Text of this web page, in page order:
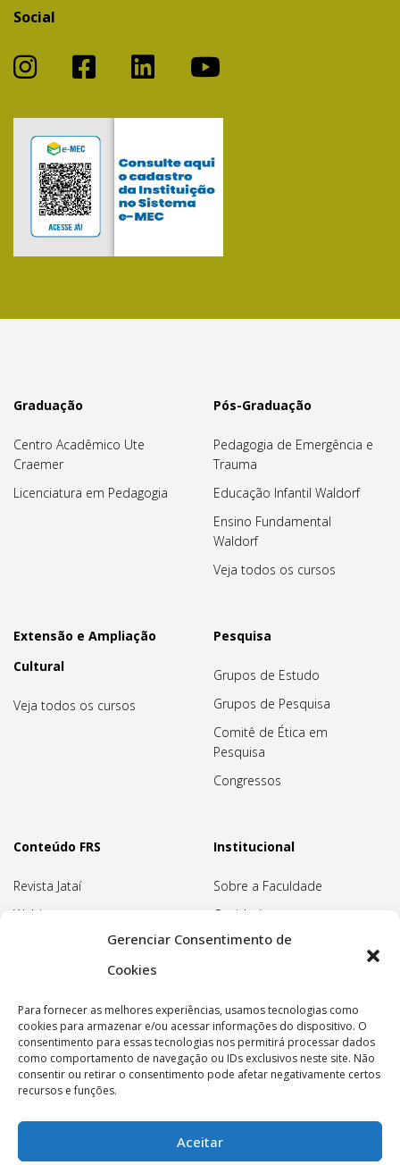
Gerenciar Consentimento de
Cookies
Para fornecer as melhores experiências, usamos tecnologias como
cookies para armazenar e/ou acessar informações do dispositivo. O
consentimento para essas tecnologias nos permitirá processar dados
como comportamento de navegação ou IDs exclusivos neste site. Não
consentir ou retirar o consentimento pode afetar negativamente certos
recursos e funções.
Aceitar
Social
Graduação
Centro Acadêmico Ute
Craemer
Licenciatura em Pedagogia
Pós-Graduação
Pedagogia de Emergência e
Trauma
Educação Infantil Waldorf
Ensino Fundamental
Waldorf
Veja todos os cursos
Extensão e Ampliação
Cultural
Veja todos os cursos
Pesquisa
Grupos de Estudo
Grupos de Pesquisa
Comitê de Ética em
Pesquisa
Congressos
Conteúdo FRS
Revista Jataí
Webinars
Institucional
Sobre a Faculdade
Ouvidoria
Pedagogia Waldorf
Nossa Sede
Política de privacidade